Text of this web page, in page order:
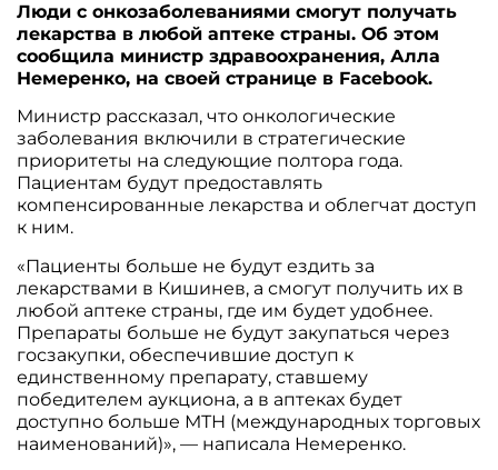
Люди с онкозаболеваниями смогут получать
лекарства в любой аптеке страны. Об этом
сообщила министр здравоохранения, Алла
Немеренко, на своей странице в Facebook.
Министр рассказал, что онкологические
заболевания включили в стратегические
приоритеты на следующие полтора года.
Пациентам будут предоставлять
компенсированные лекарства и облегчат доступ
к ним.
«Пациенты больше не будут ездить за
лекарствами в Кишинев, а смогут получить их в
любой аптеке страны, где им будет удобнее.
Препараты больше не будут закупаться через
госзакупки, обеспечившие доступ к
единственному препарату, ставшему
победителем аукциона, а в аптеках будет
доступно больше МТН (международных торговых
наименований)», — написала Немеренко.